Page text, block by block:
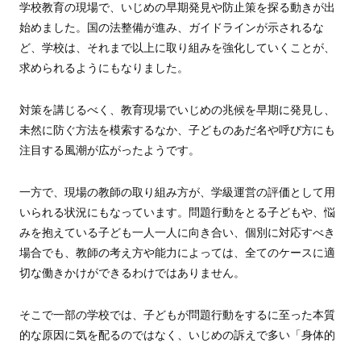
学校教育の現場で、いじめの早期発見や防止策を探る動きが出
始めました。国の法整備が進み、ガイドラインが示されるな
ど、学校は、それまで以上に取り組みを強化していくことが、
求められるようにもなりました。
対策を講じるべく、教育現場でいじめの兆候を早期に発見し、
未然に防ぐ方法を模索するなか、子どものあだ名や呼び方にも
注目する風潮が広がったようです。
一方で、現場の教師の取り組み方が、学級運営の評価として用
いられる状況にもなっています。問題行動をとる子どもや、悩
みを抱えている子ども一人一人に向き合い、個別に対応すべき
場合でも、教師の考え方や能力によっては、全てのケースに適
切な働きかけができるわけではありません。
そこで一部の学校では、子どもが問題行動をするに至った本質
的な原因に気を配るのではなく、いじめの訴えで多い「身体的